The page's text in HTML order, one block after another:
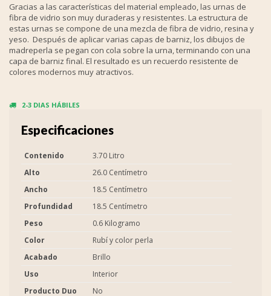
Gracias a las características del material empleado, las urnas de
fibra de vidrio son muy duraderas y resistentes. La estructura de
estas urnas se compone de una mezcla de fibra de vidrio, resina y
yeso. Después de aplicar varias capas de barniz, los dibujos de
madreperla se pegan con cola sobre la urna, terminando con una
capa de barniz final. El resultado es un recuerdo resistente de
colores modernos muy atractivos.
2-3 DIAS HÁBILES
Especificaciones
Contenido
3.70 Litro
Alto
26.0 Centímetro
Ancho
18.5 Centímetro
Profundidad
18.5 Centímetro
Peso
0.6 Kilogramo
Color
Rubí y color perla
Acabado
Brillo
Uso
Interior
Producto Duo
No